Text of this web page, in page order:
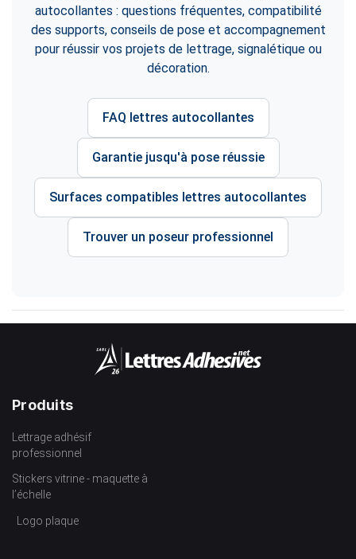
autocollantes : questions fréquentes, compatibilité
des supports, conseils de pose et accompagnement
pour réussir vos projets de lettrage, signalétique ou
décoration.
FAQ lettres autocollantes
Garantie jusqu'à pose réussie
Surfaces compatibles lettres autocollantes
Trouver un poseur professionnel
Produits
Lettrage adhésif
professionnel
Stickers vitrine - maquette à
l’échelle
Logo plaque